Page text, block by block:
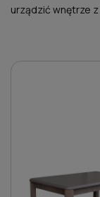
urządzić wnętrze